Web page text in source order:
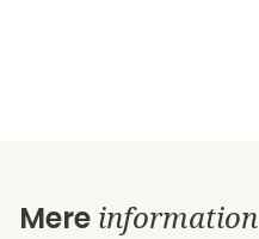
Mere information